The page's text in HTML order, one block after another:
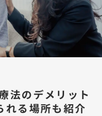
法のデメリット
れる場所も紹介